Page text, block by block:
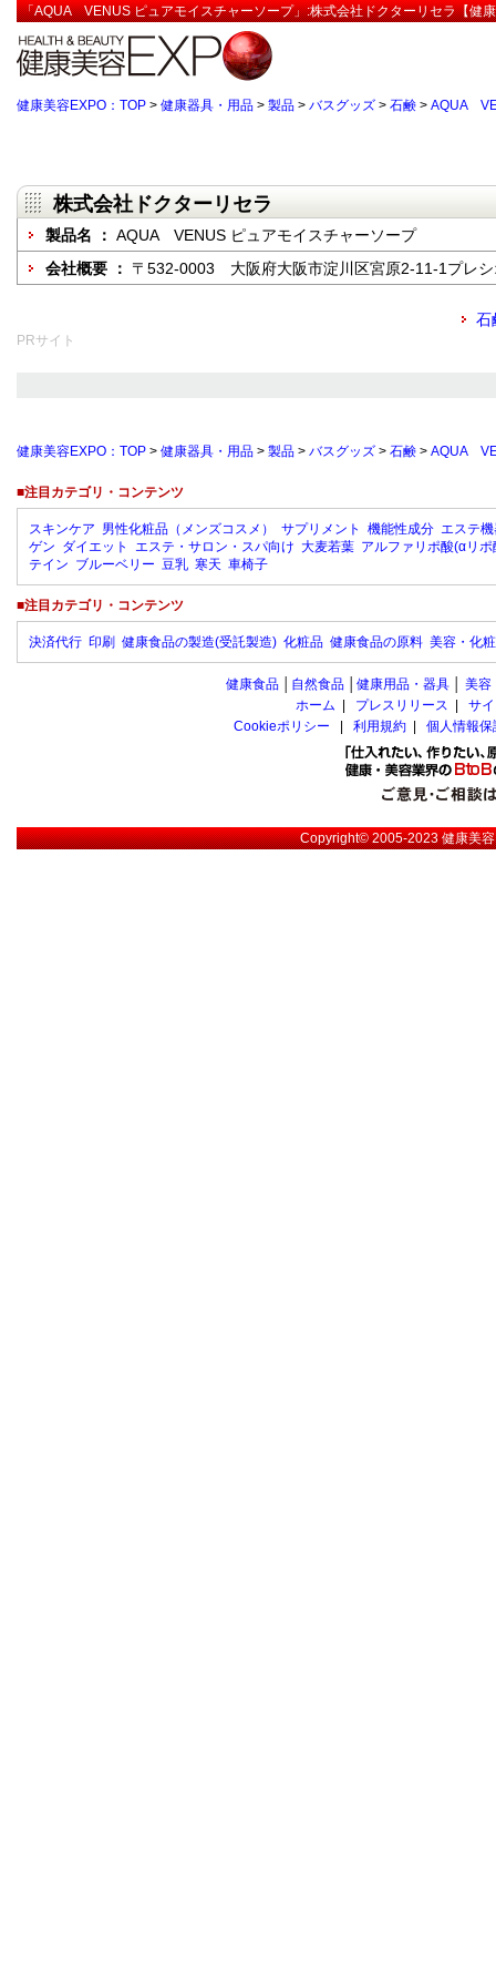
「AQUA VENUS ピュアモイスチャーソープ」:株式会社ドクターリセラ【健
健康美容EXPO：TOP > 健康器具・用品 > 製品 > バスグッズ > 石鹸 > AQUA
株式会社ドクターリセラ
製品名 ： AQUA VENUS ピュアモイスチャーソープ
会社概要 ： 〒532-0003 大阪府大阪市淀川区宮原2-11-1プレシ
石
PRサイト
健康美容EXPO：TOP > 健康器具・用品 > 製品 > バスグッズ > 石鹸 > AQUA
■注目カテゴリ・コンテンツ
スキンケア 男性化粧品（メンズコスメ） サプリメント 機能性成分 エステ
ゲン ダイエット エステ・サロン・スパ向け 大麦若葉 アルファリポ酸(αリポ
テイン ブルーベリー 豆乳 寒天 車椅子
■注目カテゴリ・コンテンツ
決済代行 印刷 健康食品の製造(受託製造) 化粧品 健康食品の原料 美容・化
健康食品 自然食品 健康用品・器具 美容
ホーム
プレスリリース
サ
Cookieポリシー
利用規約 個人情報
Copyright© 2005-2023健康美